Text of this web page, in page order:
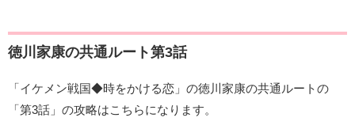
徳川家康の共通ルート第3話
「イケメン戦国◆時をかける恋」の徳川家康の共通ルートの
「第3話」の攻略はこちらになります。